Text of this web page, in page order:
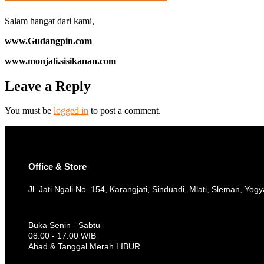
Salam hangat dari kami,
www.Gudangpin.com
www.monjali.sisikanan.com
Leave a Reply
You must be logged in to post a comment.
Office & Store
Jl. Jati Ngali No. 154, Karangjati, Sinduadi, Mlati, Sleman,
Buka Senin - Sabtu
08.00 - 17.00 WIB
Ahad & Tanggal Merah LIBUR